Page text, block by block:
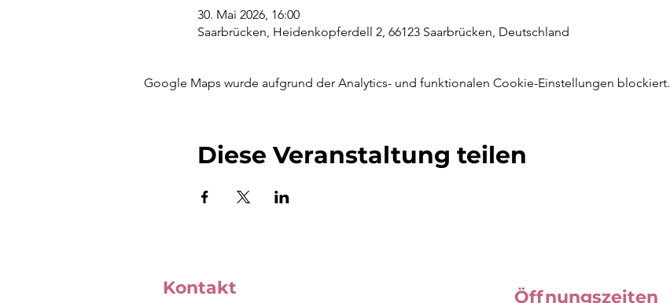
30. Mai 2026, 16:00
Saarbrücken, Heidenkopferdell 2, 66123 Saarbrücken, Deutschland
Google Maps wurde aufgrund der Analytics- und funktionalen Cookie-Einstellungen blockiert.
Diese Veranstaltung teilen
Kontakt Öffnungszeiten